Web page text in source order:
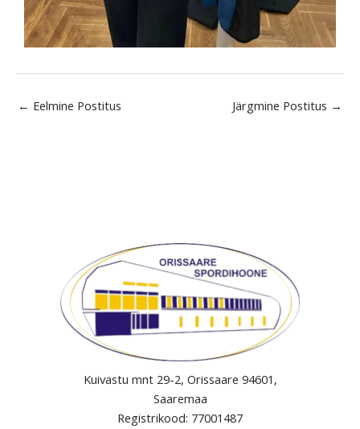
← Eelmine Postitus Järgmine Postitus →
Kuivastu mnt 29-2, Orissaare 94601,
Saaremaa
Registrikood: 77001487